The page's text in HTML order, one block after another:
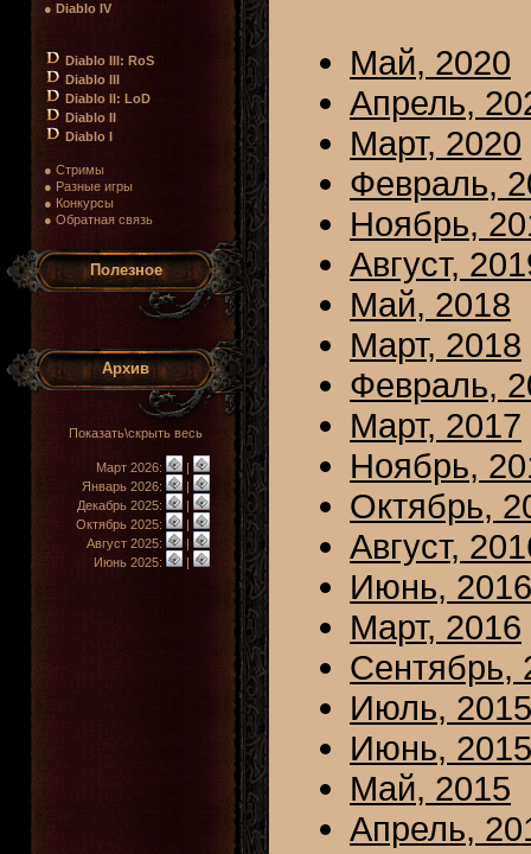
● Diablo IV
Diablo III: RoS
Diablo III
Diablo II: LoD
Diablo II
Diablo I
● Стримы
● Разные игры
● Конкурсы
● Обратная связь
Полезное
Архив
Показать\скрыть весь
Март 2026:
|
Январь 2026:
|
Декабрь 2025:
|
Октябрь 2025:
|
Август 2025:
|
Июнь 2025:
|
Май, 2020
Апрель,
Март, 2020
Февраль,
Ноябрь,
Август,
Май, 2018
Март, 2018
Февраль,
Март, 2017
Ноябрь,
Октябрь,
Август,
Июнь, 2016
Март, 2016
Сентябрь,
Июль, 2015
Июнь, 2015
Май, 2015
Апрель,